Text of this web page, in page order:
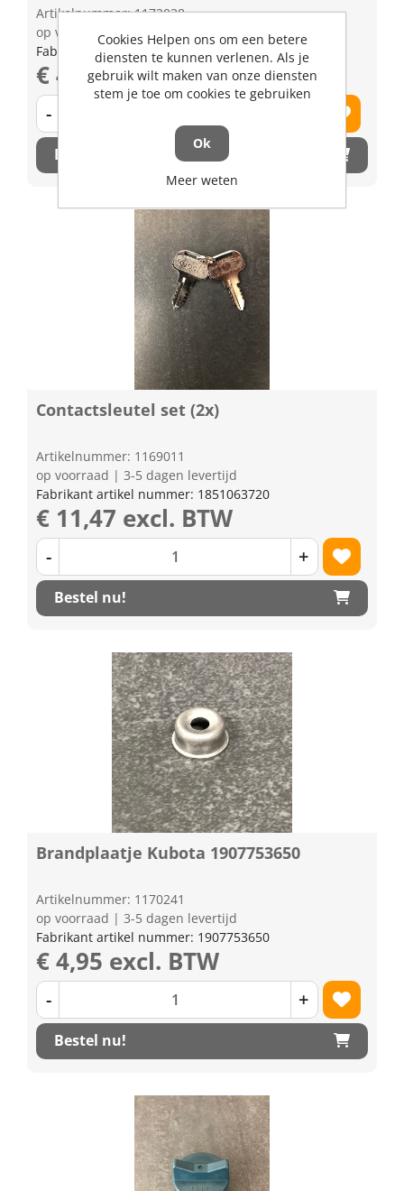
Artikelnummer: 1172038
op voorraad | 3-5 dagen levertijd
Fabrikant artikel nummer: 1C01013150
€ 4,26 excl. BTW
-
Bestel nu!
Contactsleutel set (2x)
Artikelnummer: 1169011
op voorraad | 3-5 dagen levertijd
Fabrikant artikel nummer: 1851063720
€ 11,47 excl. BTW
- +
Bestel nu!
Brandplaatje Kubota 1907753650
Artikelnummer: 1170241
op voorraad | 3-5 dagen levertijd
Fabrikant artikel nummer: 1907753650
€ 4,95 excl. BTW
- +
Bestel nu!
Cookies Helpen ons om een betere
diensten te kunnen verlenen. Als je
gebruik wilt maken van onze diensten
stem je toe om cookies te gebruiken
Ok
Meer weten